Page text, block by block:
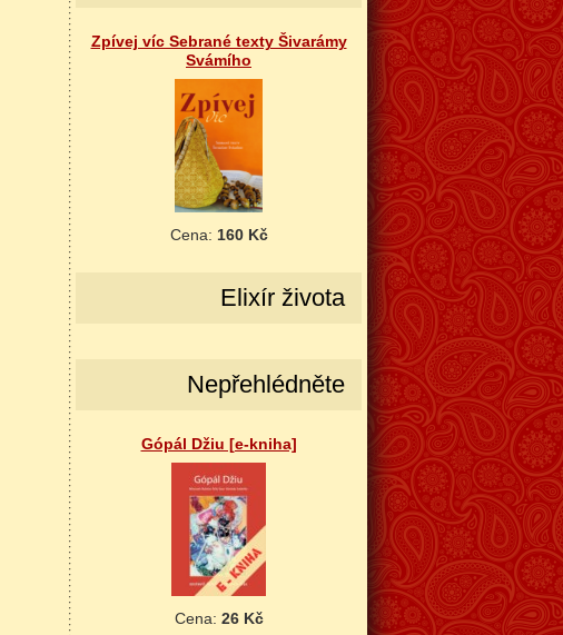
Zpívej víc Sebrané texty Šivarámy
Svámího
Cena: 160 Kč
Elixír života
Nepřehlédněte
Gópál Džiu [e-kniha]
Cena: 26 Kč